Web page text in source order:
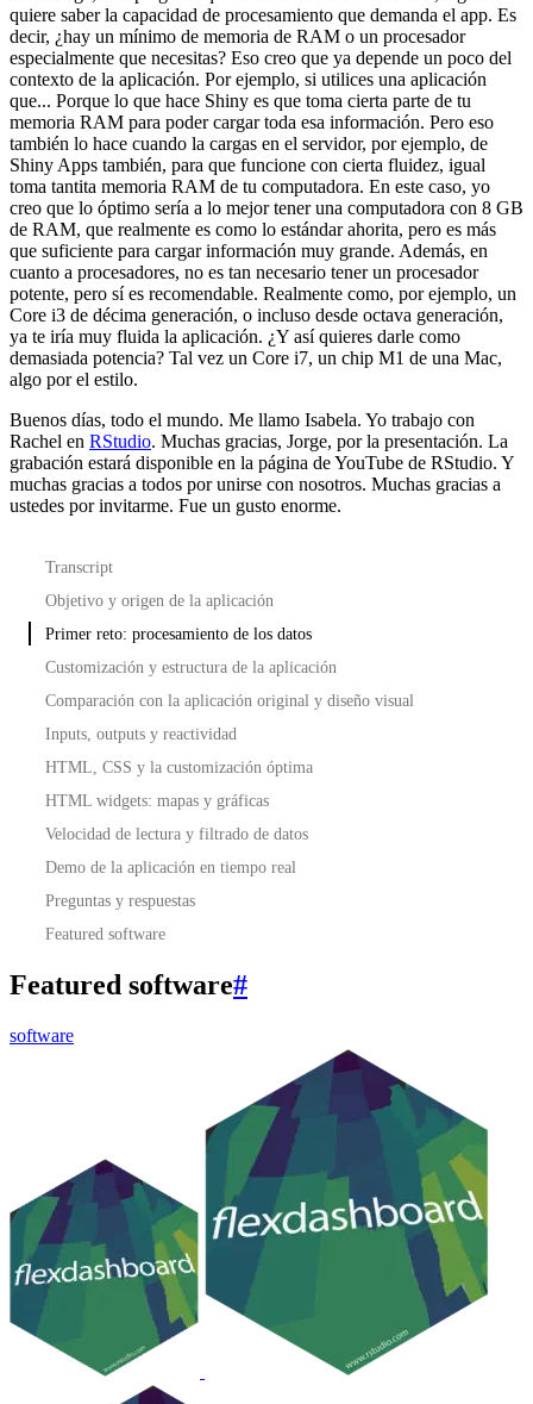
quiere saber la capacidad de procesamiento que demanda el app. Es
decir, ¿hay un mínimo de memoria de RAM o un procesador
especialmente que necesitas? Eso creo que ya depende un poco del
contexto de la aplicación. Por ejemplo, si utilices una aplicación
que... Porque lo que hace Shiny es que toma cierta parte de tu
memoria RAM para poder cargar toda esa información. Pero eso
también lo hace cuando la cargas en el servidor, por ejemplo, de
Shiny Apps también, para que funcione con cierta fluidez, igual
toma tantita memoria RAM de tu computadora. En este caso, yo
creo que lo óptimo sería a lo mejor tener una computadora con 8 GB
de RAM, que realmente es como lo estándar ahorita, pero es más
que suficiente para cargar información muy grande. Además, en
cuanto a procesadores, no es tan necesario tener un procesador
potente, pero sí es recomendable. Realmente como, por ejemplo, un
Core i3 de décima generación, o incluso desde octava generación,
ya te iría muy fluida la aplicación. ¿Y así quieres darle como
demasiada potencia? Tal vez un Core i7, un chip M1 de una Mac,
algo por el estilo.
Buenos días, todo el mundo. Me llamo Isabela. Yo trabajo con
Rachel en RStudio. Muchas gracias, Jorge, por la presentación. La
grabación estará disponible en la página de YouTube de RStudio. Y
muchas gracias a todos por unirse con nosotros. Muchas gracias a
ustedes por invitarme. Fue un gusto enorme.
Transcript
Objetivo y origen de la aplicación
Primer reto: procesamiento de los datos
Customización y estructura de la aplicación
Comparación con la aplicación original y diseño visual
Inputs, outputs y reactividad
HTML, CSS y la customización óptima
HTML widgets: mapas y gráficas
Velocidad de lectura y filtrado de datos
Demo de la aplicación en tiempo real
Preguntas y respuestas
Featured software
Featured software#
software